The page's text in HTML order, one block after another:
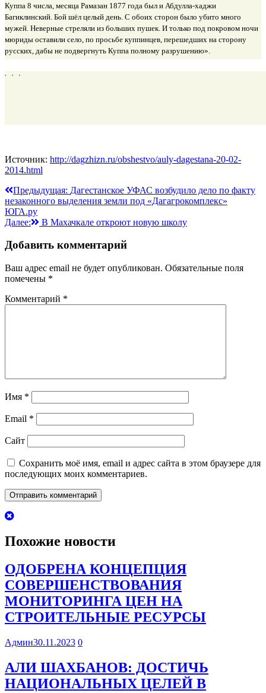
Куппа 8 числа, месяца Рамазан 1877 года был и Абдулла-хаджи
Багиклинский. Бой шёл целый день. С обоих сторон было убито много
мужей. Неверные стреляли из больших пушек. И только под покровом ночи
мюриды оставили село, по просьбе куппинцев, перешедших на сторону
русских, дабы не подвергнуть Куппа полному разрушению».
Источник: http://dagzhizn.ru/obshestvo/auly-dagestana-20-02-
2014.html
Навигация
по
записям
Предыдущая: Дагестанское УФАС возбудило дело по факту
незаконного выделения земли под «Дагагрокомплекс»
ЮГА.ру
Далее:
В Махачкале откроют новую школу
Добавить комментарий
Ваш адрес email не будет опубликован. Обязательные поля
помечены *
Комментарий *
Имя *
Email *
Сайт
Сохранить моё имя, email и адрес сайта в этом браузере для
последующих моих комментариев.
Похожие новости
ОДОБРЕНА КОНЦЕПЦИЯ
СОВЕРШЕНСТВОВАНИЯ
МОНИТОРИНГА ЦЕН НА
СТРОИТЕЛЬНЫЕ РЕСУРСЫ
Админ30.11.2023 0
АЛИ ШАХБАНОВ: ДОСТИЧЬ
НАЦИОНАЛЬНЫХ ЦЕЛЕЙ В